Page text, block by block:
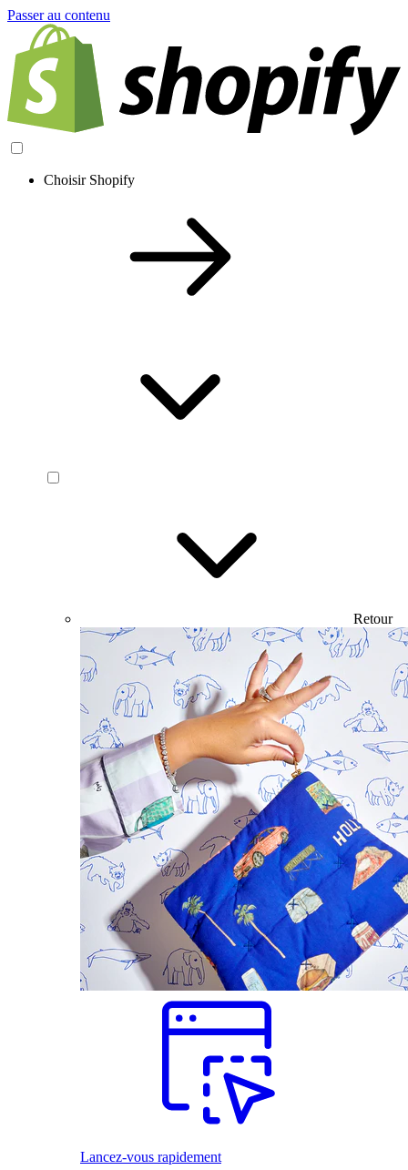
Passer au contenu
Choisir Shopify
Retour
Lancez-vous rapidement